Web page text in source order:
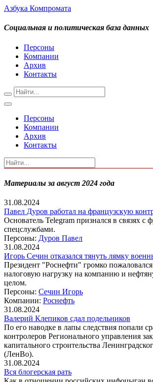
Азбука Компромата
Социальная и политическая база данных
Персоны
Компании
Архив
Контакты
Персоны
Компании
Архив
Контакты
Материалы за август 2024 года
31.08.2024
Павел Дуров работал на французскую
Основатель Telegram признался в связях с
спецслужбами.
Персоны: Дуров Павел
31.08.2024
Игорь Сечин отказался тянуть лямку
Президент "Роснефти" громко
налоговую нагрузку на компанию и
целом.
Персоны: Сечин Игорь
Компании: Роснефть
31.08.2024
Валерий Клепиков сдал подельников
По его наводке в лапы следствия попали
контролеров Регионального управления
капитального строительства
(ЛенВо).
31.08.2024
Вся блогерская рать